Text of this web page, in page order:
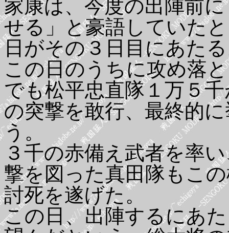
家康は、今度の出陣前
せる」と豪語していた
日がその３日目にあた
この日のうちに攻め落
でも松平忠直隊１万５
の突撃を敢行、最終的
う。
３千の赤備え武者を率
撃を図った真田隊もこ
討死を遂げた。
この日、出陣するにあ